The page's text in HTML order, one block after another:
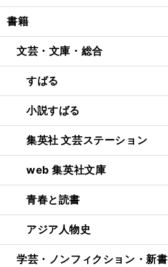
書籍
文芸・文庫・総合
すばる
小説すばる
集英社 文芸ステーション
web 集英社文庫
青春と読書
アジア人物史
学芸・ノンフィクション・新書